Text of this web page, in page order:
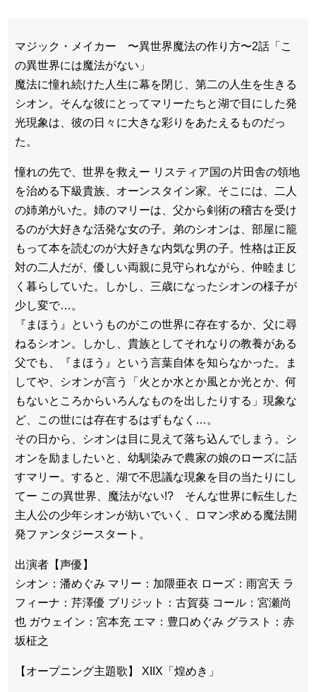
マジック・メイカー 〜異世界魔法の作り方〜2話「こ
の異世界には魔法がない」
魔法に憧れ続けた人生に幕を閉じ、第二の人生を生きる
シオン。そんな彼にとってマリーたちと湖で目にした発
光現象は、彼の日々に大きな彩りをあたえるものだっ
た。
憧れの先で、世界を救えー リスティア国の片田舎の領地
を治める下級貴族、オーンスタイン家。そこには、二人
の姉弟がいた。姉のマリーは、父から剣術の稽古を受け
るのが大好きな活発な女の子。弟のシオンは、部屋に籠
もって本を読むのが大好きな内気な男の子。性格は正反
対の二人だが、優しい両親に見守られながら、仲睦まじ
く暮らしていた。しかし、三歳になったシオンの様子が
少し変で…。
『まほう』というものがこの世界に存在するか、父に尋
ねるシオン。しかし、貴族としてそれなりの教養がある
父でも、『まほう』という言葉自体を知らなかった。ま
してや、シオンが言う「火とか水とか風とか光とか、何
もないところからいろんなものを出したりする」現象な
ど、この世には存在するはずもなく…。
その日から、シオンは目に見えて落ち込んでしまう。シ
オンを励ましたいと、幼馴染みで農家の娘のローズに話
すマリー。すると、湖で不思議な現象を目の当たりにし
てー この異世界、魔法がない!? そんな世界に転生した
主人公の少年シオンが紡いでいく、ロマン求める魔法開
発ファンタジースタート。
出演者【声優】
シオン：潘めぐみ マリー：加隈亜衣 ローズ：雨宮天 ラ
フィーナ：芹澤優 ブリジット：古賀葵 コール：宮瀬尚
也 ガウェイン：宮本充 エマ：豊口めぐみ グラスト：赤
坂柾之
【オープニング主題歌】 XIIX「煌めき」